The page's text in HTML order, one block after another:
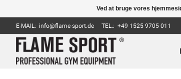
E-MAIL: info@flame-sport.de TEL.: +49 1525 9705 011
Ved at bruge vores